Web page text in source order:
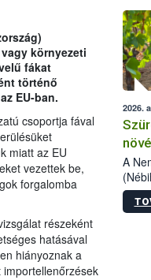
környezeti
fákat
történő
EU-ban.
csoportja fával
miatt az EU
vezettek be,
forgalomba
részeként
hatásával
hiányoznak a
2026.
A